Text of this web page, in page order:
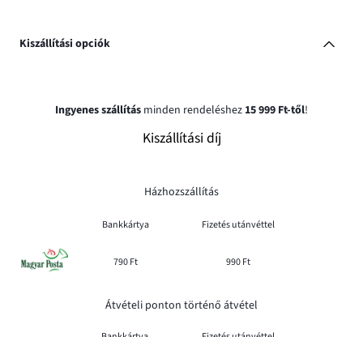
Kiszállítási opciók
Ingyenes szállítás minden rendeléshez 15 999 Ft-től!
Kiszállítási díj
Házhozszállítás
Bankkártya Fizetés utánvéttel
790 Ft 990 Ft
Átvételi ponton történő átvétel